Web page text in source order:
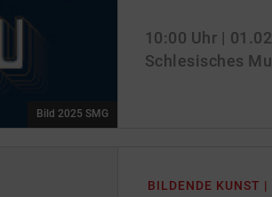
10:00 Uhr |
Schlesisches
Bild 2025 SMG
BILDENDE KUNST |